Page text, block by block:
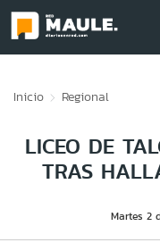
Inicio Regional
LICEO DE
TRAS
Martes 2